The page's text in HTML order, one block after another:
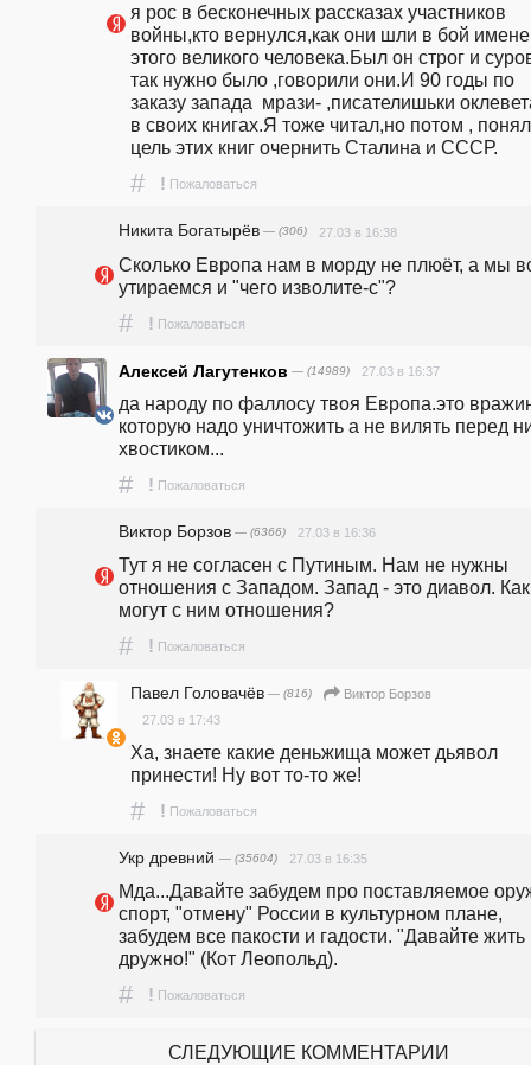
я рос в бесконечных рассказах участников
войны,кто вернулся,как они шли в бой
этого великого человека.Был он строг и
так нужно было ,говорили они.И 90 годы по
заказу запада  мрази- ,писателишьки
в своих книгах.Я тоже читал,но потом ,
цель этих книг очернить Сталина и СССР.
# ! Пожаловаться
Никита Богатырёв — (306) 27.03 в 16:38
Сколько Европа нам в морду не плюёт, а мы
утираемся и "чего изволите-с"?
# ! Пожаловаться
Алексей Лагутенков — (14989) 27.03 в 16:37
да народу по фаллосу твоя Европа.это
которую надо уничтожить а не вилять перед
хвостиком...
# ! Пожаловаться
Виктор Борзов — (6366) 27.03 в 16:36
Тут я не согласен с Путиным. Нам не нужны
отношения с Западом. Запад - это диавол.
могут с ним отношения?
# ! Пожаловаться
Павел Головачёв — (816)
Виктор Борзов
27.03 в 17:43
Ха, знаете какие деньжища может дьявол
принести! Ну вот то-то же!
# ! Пожаловаться
Укр древний — (35604) 27.03 в 16:35
Мда...Давайте забудем про поставляемое
спорт, "отмену" России в культурном плане,
забудем все пакости и гадости. "Давайте жить
дружно!" (Кот Леопольд).
# ! Пожаловаться
СЛЕДУЮЩИЕ КОММЕНТАРИИ